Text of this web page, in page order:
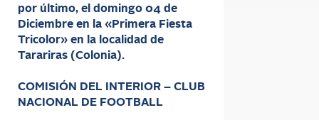
por último, el domingo 04 de
Diciembre en la «Primera Fiesta
Tricolor» en la localidad de
Tarariras (Colonia).
COMISIÓN DEL INTERIOR – CLUB
NACIONAL DE FOOTBALL